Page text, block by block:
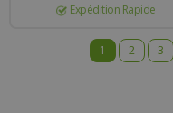
Expédition Rapide
1 2 3